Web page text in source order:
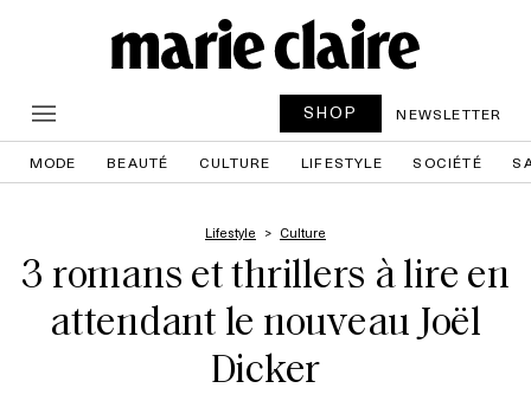
SHOP NEWSLETTER
MODE BEAUTÉ CULTURE LIFESTYLE SOCIÉTÉ
Lifestyle Culture
3 romans et thrillers à lire en
attendant le nouveau Joël
Dicker